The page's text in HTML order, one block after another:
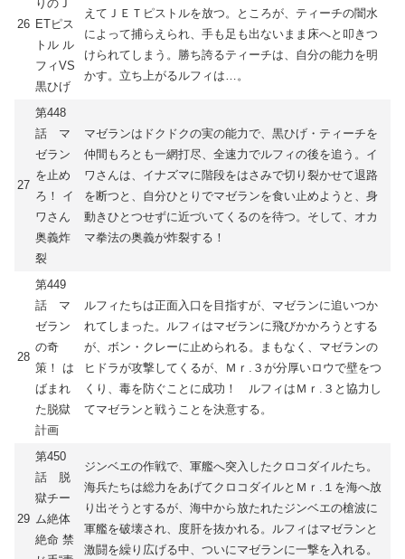
26
りのＪ
ETピス
トル ル
フィVS
黒ひげ
えてＪＥＴピストルを放つ。ところが、ティーチの闇水
によって捕らえられ、手も足も出ないまま床へと叩きつ
けられてしまう。勝ち誇るティーチは、自分の能力を明
かす。立ち上がるルフィは…。
27
第448
話 マ
ゼラン
を止め
ろ！ イ
ワさん
奥義炸
裂
マゼランはドクドクの実の能力で、黒ひげ・ティーチを
仲間もろとも一網打尽、全速力でルフィの後を追う。イ
ワさんは、イナズマに階段をはさみで切り裂かせて退路
を断つと、自分ひとりでマゼランを食い止めようと、身
動きひとつせずに近づいてくるのを待つ。そして、オカ
マ拳法の奥義が炸裂する！
28
第449
話 マ
ゼラン
の奇
策！ は
ばまれ
た脱獄
計画
ルフィたちは正面入口を目指すが、マゼランに追いつか
れてしまった。ルフィはマゼランに飛びかかろうとする
が、ボン・クレーに止められる。まもなく、マゼランの
ヒドラが攻撃してくるが、Ｍｒ.３が分厚いロウで壁をつ
くり、毒を防ぐことに成功！ ルフィはＭｒ.３と協力し
てマゼランと戦うことを決意する。
29
第450
話 脱
獄チー
ム絶体
絶命 禁
ジンベエの作戦で、軍艦へ突入したクロコダイルたち。
海兵たちは総力をあげてクロコダイルとＭｒ.１を海へ放
り出そうとするが、海中から放たれたジンベエの槍波に
軍艦を破壊され、度肝を抜かれる。ルフィはマゼランと
激闘を繰り広げる中、ついにマゼランに一撃を入れる。